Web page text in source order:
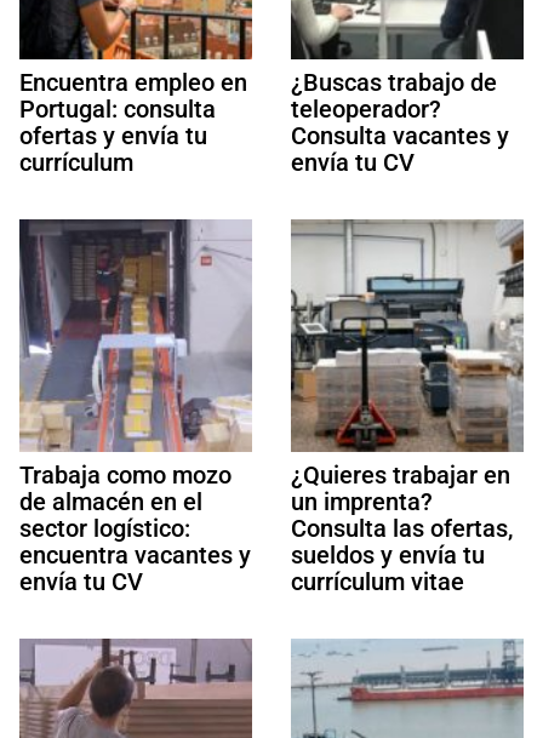
Encuentra empleo en
Portugal: consulta
ofertas y envía tu
currículum
¿Buscas trabajo de
teleoperador?
Consulta vacantes y
envía tu CV
Trabaja como mozo
de almacén en el
sector logístico:
encuentra vacantes y
envía tu CV
¿Quieres trabajar en
un imprenta?
Consulta las ofertas,
sueldos y envía tu
currículum vitae